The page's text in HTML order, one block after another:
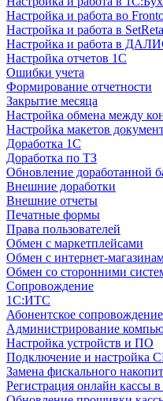
Настройка и работа во
Настройка и работа в
Настройка и работа в
Настройка отчетов 1С
Ошибки учета
Формирование отчетности
Закрытие месяца
Настройка обмена между
Настройка макетов
Доработка 1С
Доработка по ТЗ
Обновление доработанной
Внешние доработки
Внешние отчеты
Печатные формы
Права пользователей
Обмен с маркетплейсами
Обмен с интернет-
Обмен со сторонними
Сопровождение
1C:ИТС
Абонентское сопровождение
Администрирование
Настройка устройств и ПО
Подключение и настройка
Замена фискального
Регистрация онлайн